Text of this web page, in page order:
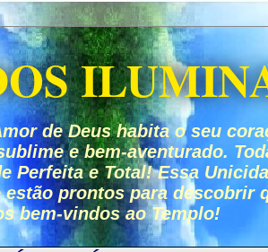
de Deus habita o seu
e bem-aventurado.
Perfeita e Total! Essa
estão prontos para descobrir
bem-vindos ao Templo!